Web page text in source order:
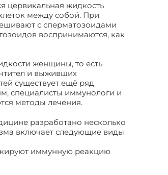
цервикальная жидкость
между собой. При
с сперматозоидами
воспринимаются, как
женщины, то есть
и выживших
существует ещё ряд
специалисты иммунологи и
методы лечения.
разработано несколько
включает следующие виды
иммунную реакцию